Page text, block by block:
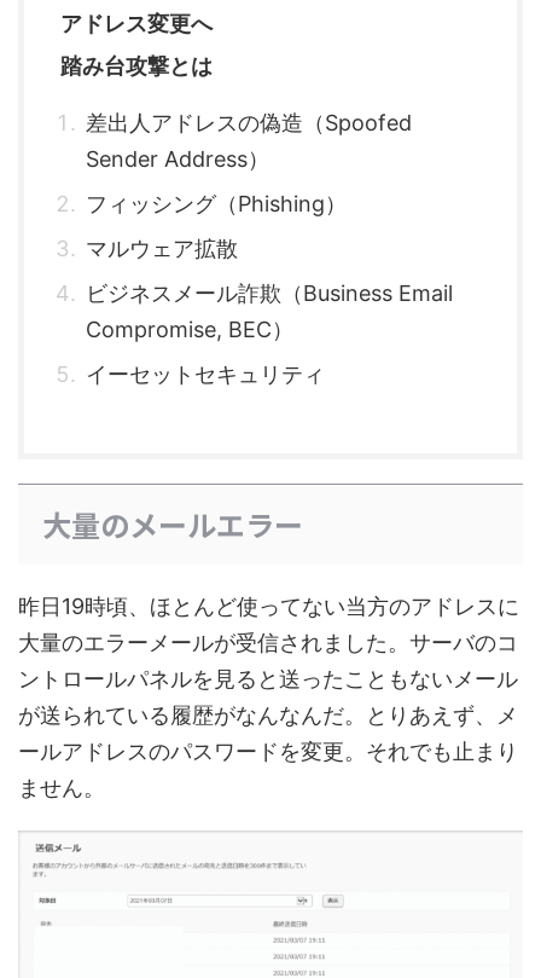
アドレス変更へ
踏み台攻撃とは
差出人アドレスの偽造（Spoofed
Sender Address）
フィッシング（Phishing）
マルウェア拡散
ビジネスメール詐欺（Business Email
Compromise, BEC）
イーセットセキュリティ
大量のメールエラー
昨日19時頃、ほとんど使ってない当方のアドレスに
大量のエラーメールが受信されました。サーバのコ
ントロールパネルを見ると送ったこともないメール
が送られている履歴がなんなんだ。とりあえず、メ
ールアドレスのパスワードを変更。それでも止まり
ません。